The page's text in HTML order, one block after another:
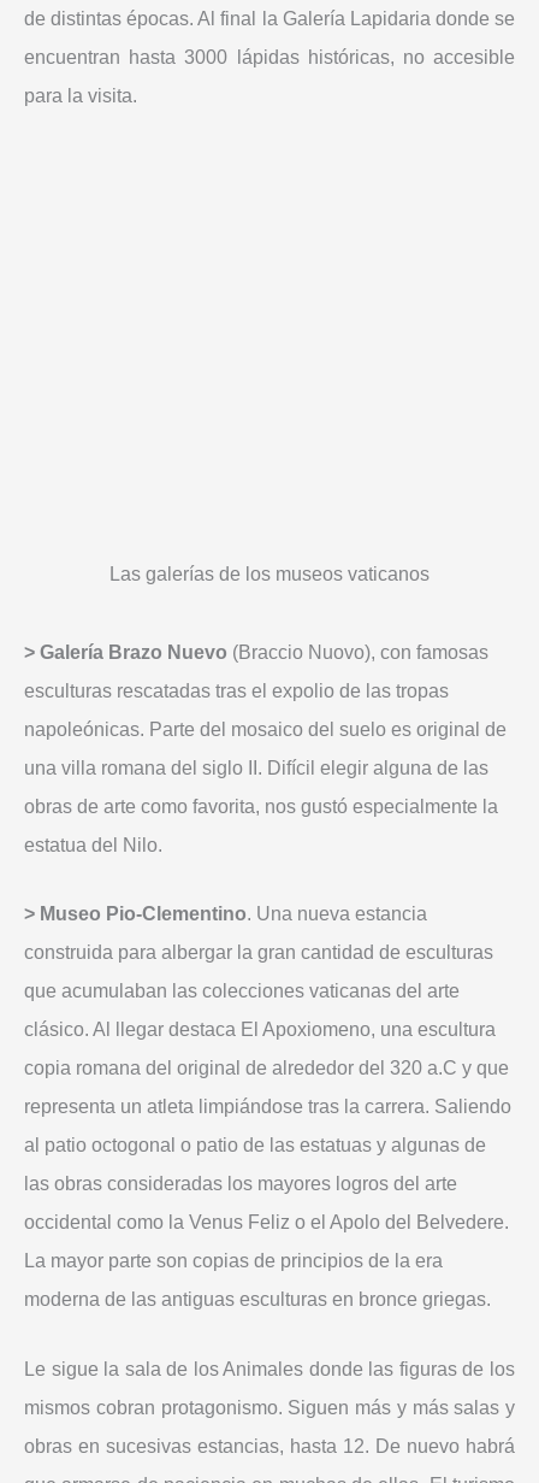
de distintas épocas. Al final la Galería Lapidaria donde se
encuentran hasta 3000 lápidas históricas, no accesible
para la visita.
Las galerías de los museos vaticanos
> Galería Brazo Nuevo (Braccio Nuovo), con famosas
esculturas rescatadas tras el expolio de las tropas
napoleónicas. Parte del mosaico del suelo es original de
una villa romana del siglo II. Difícil elegir alguna de las
obras de arte como favorita, nos gustó especialmente la
estatua del Nilo.
> Museo Pio-Clementino. Una nueva estancia
construida para albergar la gran cantidad de esculturas
que acumulaban las colecciones vaticanas del arte
clásico. Al llegar destaca El Apoxiomeno, una escultura
copia romana del original de alrededor del 320 a.C y que
representa un atleta limpiándose tras la carrera. Saliendo
al patio octogonal o patio de las estatuas y algunas de
las obras consideradas los mayores logros del arte
occidental como la Venus Feliz o el Apolo del Belvedere.
La mayor parte son copias de principios de la era
moderna de las antiguas esculturas en bronce griegas.
Le sigue la sala de los Animales donde las figuras de los
mismos cobran protagonismo. Siguen más y más salas y
obras en sucesivas estancias, hasta 12. De nuevo habrá